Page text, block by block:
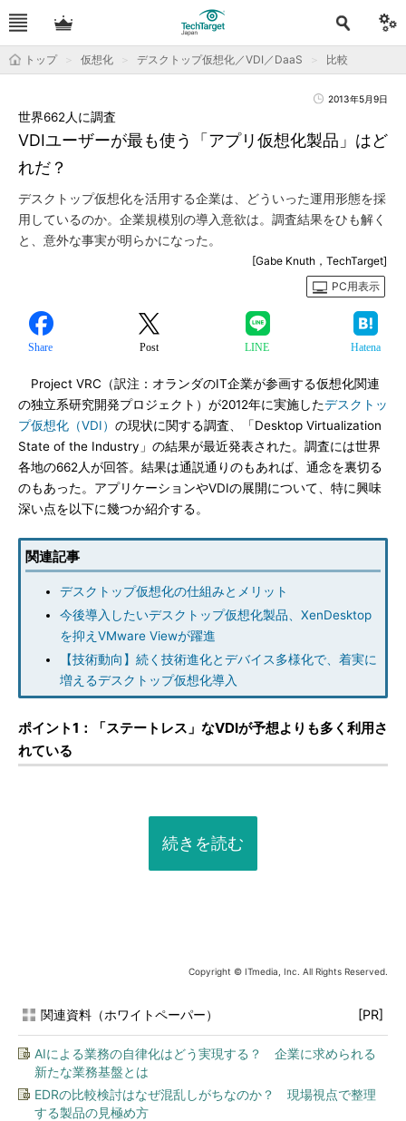
トップ 仮想化 デスクトップ仮想化／VDI／DaaS 比較
2013年5月9日
VDIユーザーが最も使う「アプリ仮想化製品」はど
れだ？
世界662人に調査
デスクトップ仮想化を活用する企業は、どういった運用形態を採
用しているのか。企業規模別の導入意欲は。調査結果をひも解く
と、意外な事実が明らかになった。
[Gabe Knuth，TechTarget]
PC用表示
Share Post LINE Hatena
Project VRC（訳注：オランダのIT企業が参画する仮想化関連
の独立系研究開発プロジェクト）が2012年に実施したデスクトッ
プ仮想化（VDI） の現状に関する調査、「Desktop Virtualization
State of the Industry」の結果が最近発表された。調査には世界
各地の662人が回答。結果は通説通りのもあれば、通念を裏切る
のもあった。アプリケーションやVDIの展開について、特に興味
深い点を以下に幾つか紹介する。
関連記事
デスクトップ仮想化の仕組みとメリット
今後導入したいデスクトップ仮想化製品、XenDesktop
を抑えVMware Viewが躍進
【技術動向】続く技術進化とデバイス多様化で、着実に
増えるデスクトップ仮想化導入
ポイント1：「ステートレス」なVDIが予想よりも多く利用さ
れている
続きを読む
Copyright © ITmedia, Inc. All Rights Reserved.
関連資料（ホワイトペーパー） [PR]
AIによる業務の自律化はどう実現する？ 企業に求められる
新たな業務基盤とは
EDRの比較検討はなぜ混乱しがちなのか？ 現場視点で整理
する製品の見極め方